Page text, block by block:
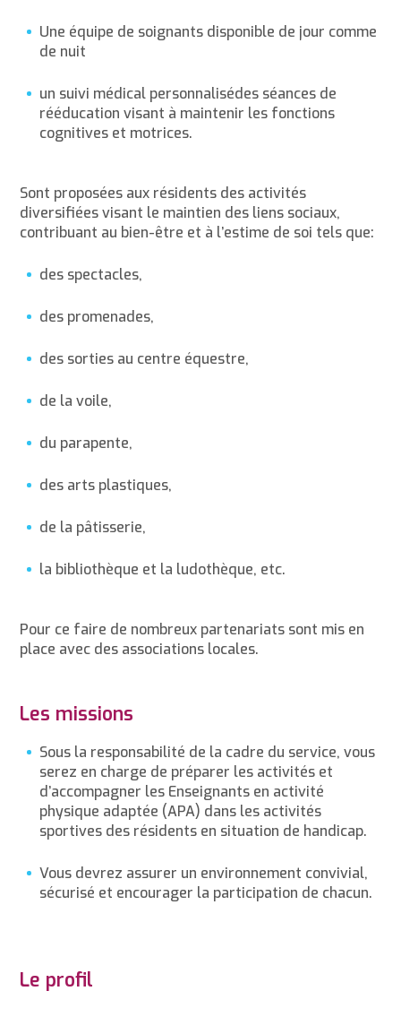
Une équipe de soignants disponible de jour comme
de nuit
un suivi médical personnalisédes séances de
rééducation visant à maintenir les fonctions
cognitives et motrices.
Sont proposées aux résidents des activités
diversifiées visant le maintien des liens sociaux,
contribuant au bien-être et à l’estime de soi tels que:
des spectacles,
des promenades,
des sorties au centre équestre,
de la voile,
du parapente,
des arts plastiques,
de la pâtisserie,
la bibliothèque et la ludothèque, etc.
Pour ce faire de nombreux partenariats sont mis en
place avec des associations locales.
Les missions
Sous la responsabilité de la cadre du service, vous
serez en charge de préparer les activités et
d’accompagner les Enseignants en activité
physique adaptée (APA) dans les activités
sportives des résidents en situation de handicap.
Vous devrez assurer un environnement convivial,
sécurisé et encourager la participation de chacun.
Le profil